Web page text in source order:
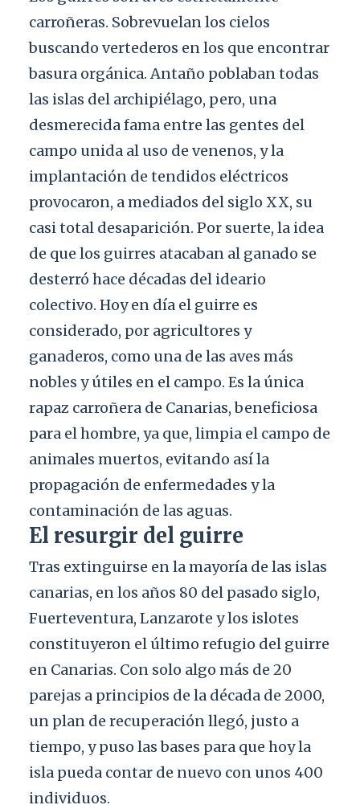
carroñeras. Sobrevuelan los cielos
buscando vertederos en los que encontrar
basura orgánica. Antaño poblaban todas
las islas del archipiélago, pero, una
desmerecida fama entre las gentes del
campo unida al uso de venenos, y la
implantación de tendidos eléctricos
provocaron, a mediados del siglo XX, su
casi total desaparición. Por suerte, la idea
de que los guirres atacaban al ganado se
desterró hace décadas del ideario
colectivo. Hoy en día el guirre es
considerado, por agricultores y
ganaderos, como una de las aves más
nobles y útiles en el campo. Es la única
rapaz carroñera de Canarias, beneficiosa
para el hombre, ya que, limpia el campo de
animales muertos, evitando así la
propagación de enfermedades y la
contaminación de las aguas.
El resurgir del guirre
Tras extinguirse en la mayoría de las islas
canarias, en los años 80 del pasado siglo,
Fuerteventura, Lanzarote y los islotes
constituyeron el último refugio del guirre
en Canarias. Con solo algo más de 20
parejas a principios de la década de 2000,
un plan de recuperación llegó, justo a
tiempo, y puso las bases para que hoy la
isla pueda contar de nuevo con unos 400
individuos.